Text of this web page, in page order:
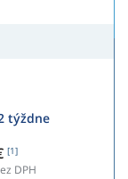
týždne
[1]
DPH